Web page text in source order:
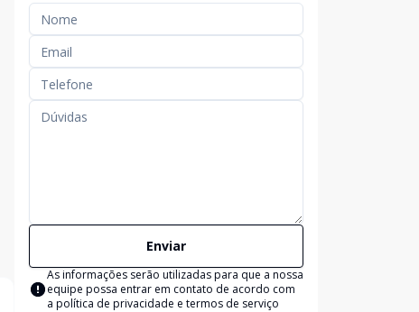
Enviar
As informações serão utilizadas para que a nossa
equipe possa entrar em contato de acordo com
a política de privacidade e termos de serviço